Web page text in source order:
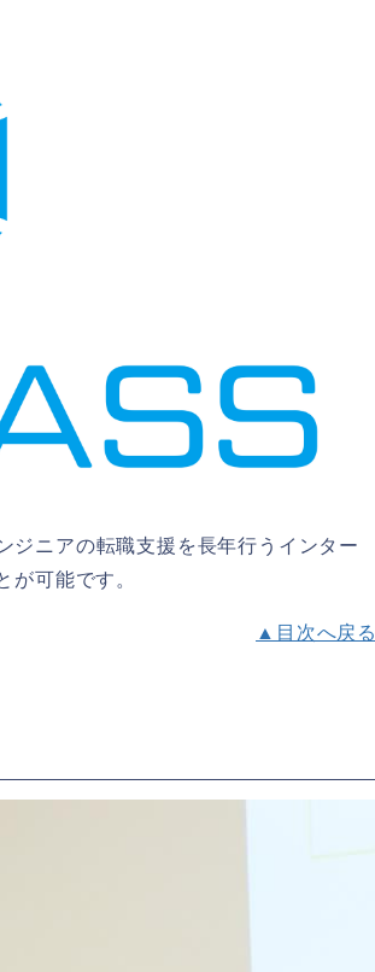
ニアの転職支援を長年行うインター
可能です。
▲目次へ戻る